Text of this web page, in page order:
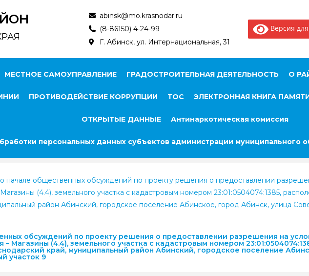
abinsk@mo.krasnodar.ru
(8-86150) 4-24-99
Г. Абинск, ул. Интернациональная, 31
Версия
МЕСТНОЕ САМОУПРАВЛЕНИЕ ГРАДОСТРОИТЕЛЬНАЯ ДЕЯТЕЛЬНОСТЬ О
ПРОТИВОДЕЙСТВИЕ КОРРУПЦИИ ТОС ЭЛЕКТРОННАЯ КНИГА
ОТКРЫТЫЕ ДАННЫЕ Антинаркотическая комиссия
персональных данных субъектов администрации муниципального
общественных обсуждений по проекту решения о предоставлении
(4.4), земельного участка с кадастровым номером 23:01:0504074:1385,
район Абинский, городское поселение Абинское, город Абинск, улица
обсуждений по проекту решения о предоставлении разрешения на
Магазины (4.4), земельного участка с кадастровым номером
край, муниципальный район Абинский, городское поселение
участок 9